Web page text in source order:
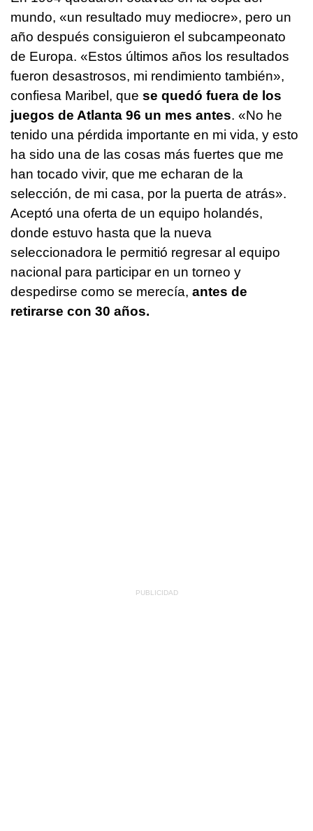
mundo, «un resultado muy mediocre», pero un
año después consiguieron el subcampeonato
de Europa. «Estos últimos años los resultados
fueron desastrosos, mi rendimiento también»,
confiesa Maribel, que se quedó fuera de los
juegos de Atlanta 96 un mes antes. «No he
tenido una pérdida importante en mi vida, y esto
ha sido una de las cosas más fuertes que me
han tocado vivir, que me echaran de la
selección, de mi casa, por la puerta de atrás».
Aceptó una oferta de un equipo holandés,
donde estuvo hasta que la nueva
seleccionadora le permitió regresar al equipo
nacional para participar en un torneo y
despedirse como se merecía, antes de
retirarse con 30 años.